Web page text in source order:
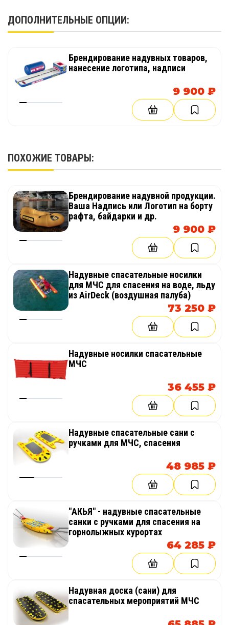
ДОПОЛНИТЕЛЬНЫЕ ОПЦИИ:
Брендирование надувных товаров,
нанесение логотипа, надписи
9 900 ₽
ПОХОЖИЕ ТОВАРЫ:
Брендирование надувной продукции.
Ваша Надпись или Логотип на борту
рафта, байдарки и др.
9 900 ₽
Надувные спасательные носилки
для МЧС для спасения на воде, льду
из AirDeck (воздушная палуба)
73 250 ₽
Надувные носилки спасательные
МЧС
36 455 ₽
Надувные спасательные сани с
ручками для МЧС, спасения
48 985 ₽
"АКЬЯ" - надувные спасательные
санки с ручками для спасения на
горнолыжных курортах
64 285 ₽
Надувная доска (сани) для
спасательных мероприятий МЧС